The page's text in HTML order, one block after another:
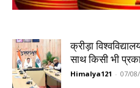
क्रीड़ा
साथ किसी भी
Himalya121 - 07/